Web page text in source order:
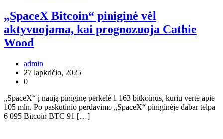
„SpaceX Bitcoin“ piniginė vėl
aktyvuojama, kai prognozuoja Cathie
Wood
admin
27 lapkričio, 2025
0
„SpaceX“ į naują piniginę perkėlė 1 163 bitkoinus, kurių vertė apie
105 mln. Po paskutinio perdavimo „SpaceX“ piniginėje dabar telpa
6 095 Bitcoin BTC 91 […]